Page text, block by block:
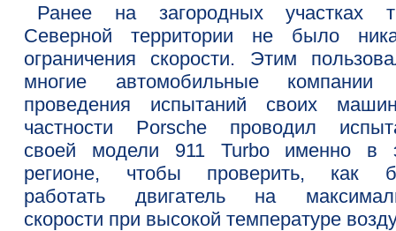
Ранее на загородных участках
Северной территории не было
ограничения скорости. Этим
многие автомобильные компании
проведения испытаний своих
частности Porsche проводил
своей модели 911 Turbo именно в
регионе, чтобы проверить, как
работать двигатель на
скорости при высокой температуре